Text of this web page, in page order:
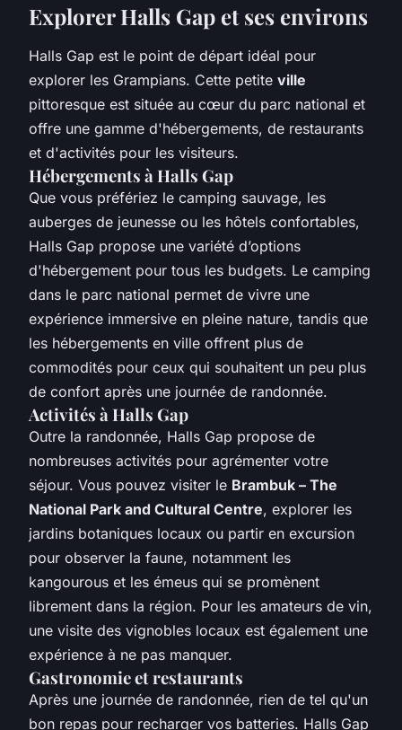
Explorer Halls Gap et ses environs
Halls Gap est le point de départ idéal pour
explorer les Grampians. Cette petite ville
pittoresque est située au cœur du parc national et
offre une gamme d'hébergements, de restaurants
et d'activités pour les visiteurs.
Hébergements à Halls Gap
Que vous préfériez le camping sauvage, les
auberges de jeunesse ou les hôtels confortables,
Halls Gap propose une variété d’options
d'hébergement pour tous les budgets. Le camping
dans le parc national permet de vivre une
expérience immersive en pleine nature, tandis que
les hébergements en ville offrent plus de
commodités pour ceux qui souhaitent un peu plus
de confort après une journée de randonnée.
Activités à Halls Gap
Outre la randonnée, Halls Gap propose de
nombreuses activités pour agrémenter votre
séjour. Vous pouvez visiter le Brambuk – The
National Park and Cultural Centre, explorer les
jardins botaniques locaux ou partir en excursion
pour observer la faune, notamment les
kangourous et les émeus qui se promènent
librement dans la région. Pour les amateurs de vin,
une visite des vignobles locaux est également une
expérience à ne pas manquer.
Gastronomie et restaurants
Après une journée de randonnée, rien de tel qu'un
bon repas pour recharger vos batteries. Halls Gap